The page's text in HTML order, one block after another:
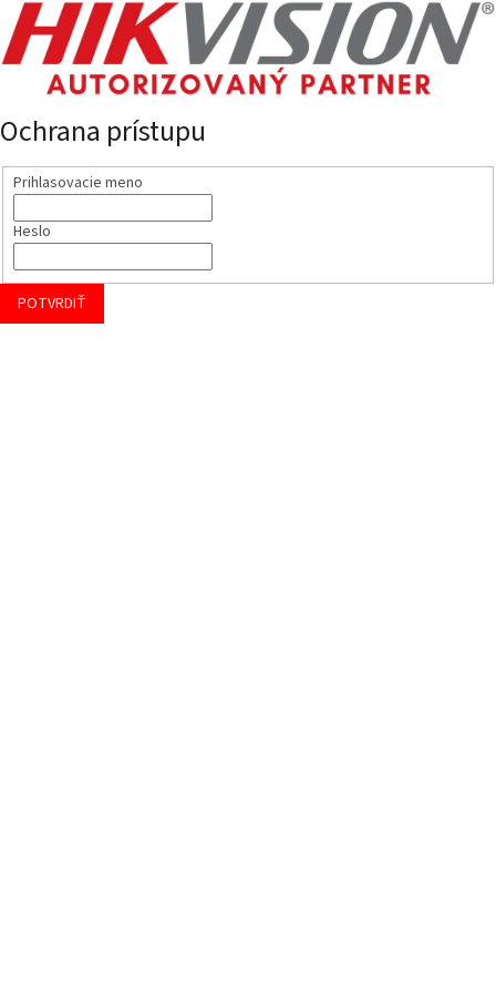
Ochrana prístupu
Prihlasovacie meno
Heslo
POTVRDIŤ